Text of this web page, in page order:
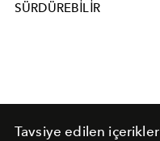
SÜRDÜREBILIR
Tavsiye edilen içerikler